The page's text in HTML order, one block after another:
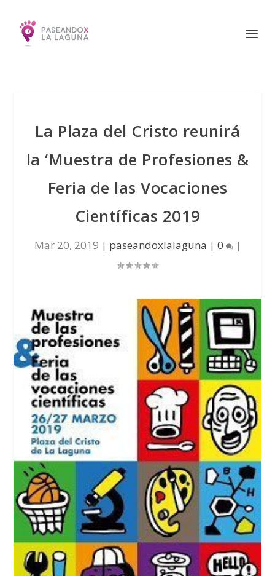
La Plaza del Cristo reunirá
la ‘Muestra de Profesiones &
Feria de las Vocaciones
Científicas 2019
Mar 20, 2019 | paseandoxlalaguna | 0 |